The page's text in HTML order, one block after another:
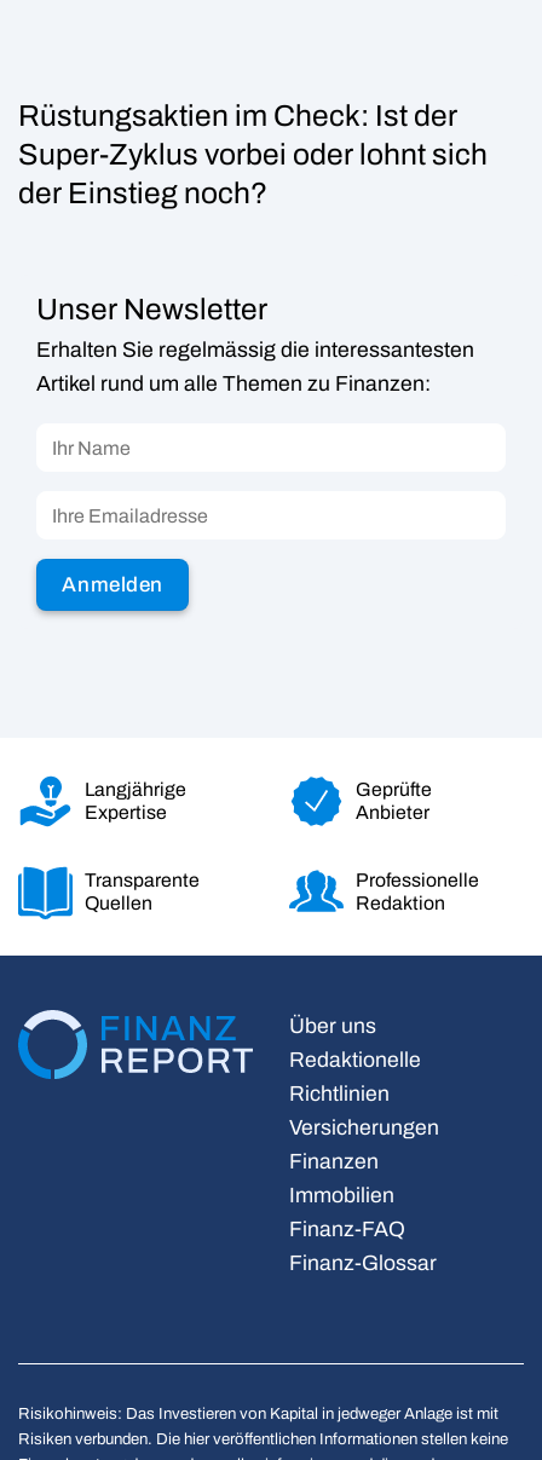
Rüstungsaktien im Check: Ist der
Super-Zyklus vorbei oder lohnt sich
der Einstieg noch?
Unser Newsletter
Erhalten Sie regelmässig die interessantesten
Artikel rund um alle Themen zu Finanzen:
Langjährige
Expertise
Geprüfte
Anbieter
Transparente
Quellen
Professionelle
Redaktion
Über uns
Redaktionelle
Richtlinien
Versicherungen
Finanzen
Immobilien
Finanz-FAQ
Finanz-Glossar
Risikohinweis: Das Investieren von Kapital in jedweger Anlage ist mit
Risiken verbunden. Die hier veröffentlichen Informationen stellen keine